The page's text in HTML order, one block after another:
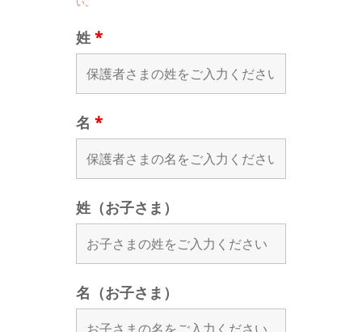
姓 *
名 *
姓（お子さま）
名（お子さま）